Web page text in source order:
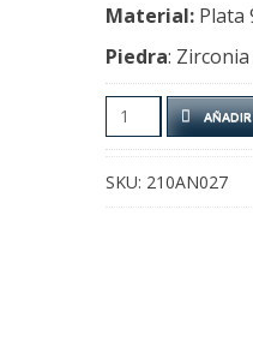
Material: Plata
Piedra:
Anillo
Tres
cantidad
SKU: 210AN027